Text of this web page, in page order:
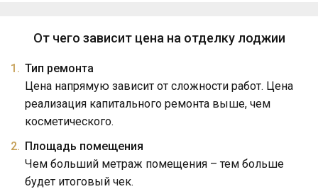
От чего зависит цена на отделку лоджии
Тип ремонта
Цена напрямую зависит от сложности работ. Цена
реализация капитального ремонта выше, чем
косметического.
Площадь помещения
Чем больший метраж помещения – тем больше
будет итоговый чек.